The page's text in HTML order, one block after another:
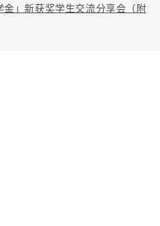
」新获奖学生交流分享会（附